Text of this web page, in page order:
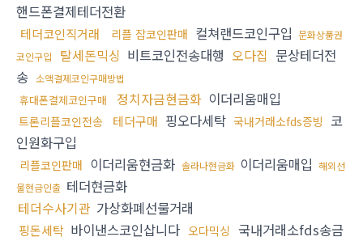
핸드폰결제테더전환
테더코인직거래 리플 잡코인판매 컬쳐랜드코인구입 문화상품권
코인구입
탈세돈믹싱 비트코인전송대행 오다집 문상테더전
송 소액결제코인구매방법
휴대폰결제코인구매 정치자금현금화 이더리움매입
트론리플코인전송 테더구매 핑오다세탁 국내거래소fds증빙 코
인원화구입
리플코인판매 이더리움현금화 솔라나현금화 이더리움매입 해외선
물현금인출 테더현금화
테더수사기관 가상화폐선물거래
핑돈세탁 바이낸스코인삽니다 오다믹싱 국내거래소fds송금